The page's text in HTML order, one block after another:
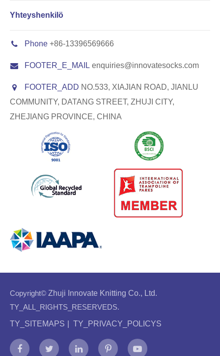
Yhteyshenkilö
Phone +86-13396569666
FOOTER_E_MAIL enquiries@innovatesocks.com
FOOTER_ADD NO.533, XIAJIAN ROAD, JIANLU
COMMUNITY, DATANG STREET, ZHUJI CITY,
ZHEJIANG PROVINCE, CHINA
Copyright© Zhuji Innovate Knitting Co., Ltd.
TY_ALL_RIGHTS_RESERVEDS.
TY_SITEMAPS
TY_PRIVACY_POLICYS